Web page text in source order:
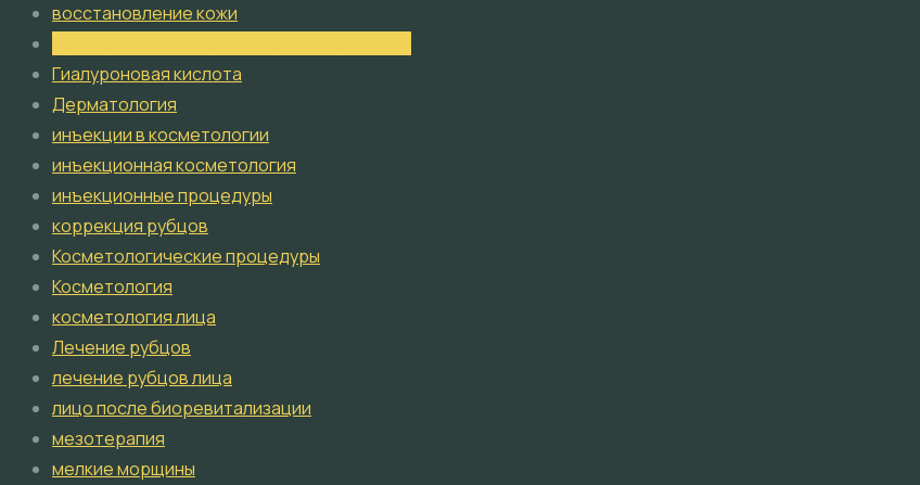
восстановление кожи
Гиалуроновая кислота
Дерматология
инъекции в косметологии
инъекционная косметология
инъекционные процедуры
коррекция рубцов
Косметологические процедуры
Косметология
косметология лица
Лечение рубцов
лечение рубцов лица
лицо после биоревитализации
мезотерапия
мелкие морщины